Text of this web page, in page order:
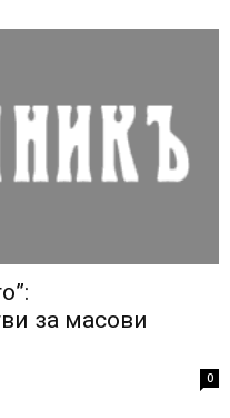
за масови
0